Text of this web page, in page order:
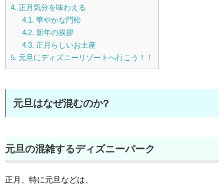
4. 正月気分を味わえる
4.1. 華やかな門松
4.2. 新年の挨拶
4.3. 正月らしいお土産
5. 元旦にディズニーリゾートへ行こう！！
元旦はなぜ混むのか?
元旦の混雑するディズニーパーク
正月、特に元旦などは、